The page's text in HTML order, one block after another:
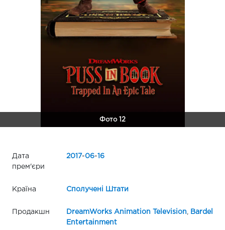
Фото 12
Дата
прем'єри
2017-06-16
Країна Сполучені Штати
Продакшн DreamWorks Animation Television
Bardel
Entertainment